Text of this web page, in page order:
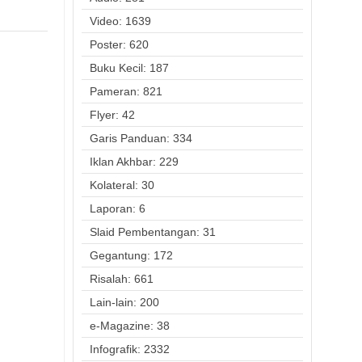
Video: 1639
Poster: 620
Buku Kecil: 187
Pameran: 821
Flyer: 42
Garis Panduan: 334
Iklan Akhbar: 229
Kolateral: 30
Laporan: 6
Slaid Pembentangan: 31
Gegantung: 172
Risalah: 661
Lain-lain: 200
e-Magazine: 38
Infografik: 2332